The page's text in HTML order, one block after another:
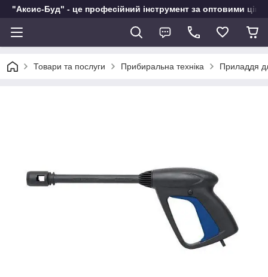
"Аксис-Буд" - це професійний інструмент за оптовими
Товари та послуги Прибиральна техніка Приладдя